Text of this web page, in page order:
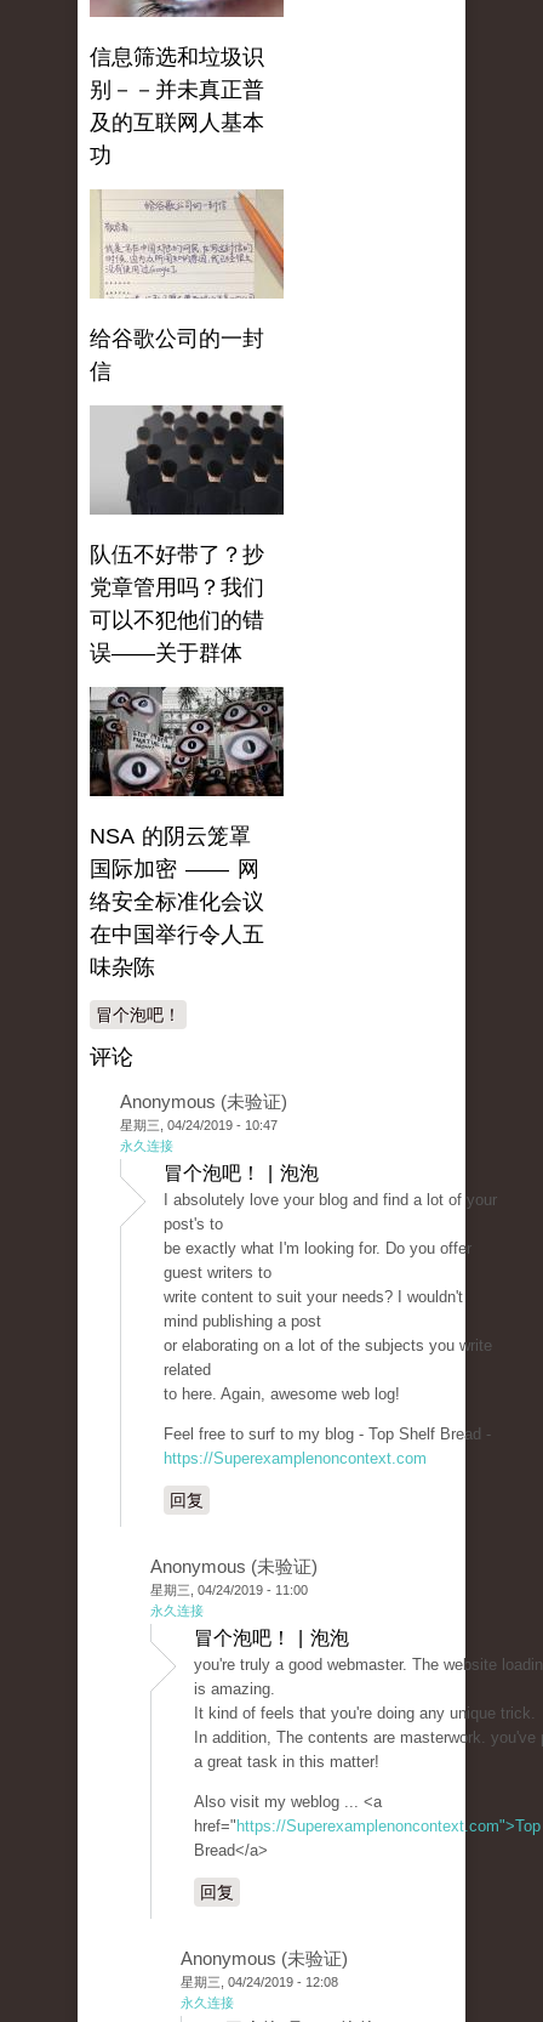
信息筛选和垃圾识
别－－并未真正普
及的互联网人基本
功
给谷歌公司的一封
信
队伍不好带了？抄
党章管用吗？我们
可以不犯他们的错
误——关于群体
NSA 的阴云笼罩
国际加密 —— 网
络安全标准化会议
在中国举行令人五
味杂陈
冒个泡吧！
评论
Anonymous (未验证)
星期三, 04/24/2019 - 10:47
永久连接
冒个泡吧！ | 泡泡
I absolutely love your blog and find a lot of your
post's to
be exactly what I'm looking for. Do you offer
guest writers to
write content to suit your needs? I wouldn't
mind publishing a post
or elaborating on a lot of the subjects you write
related
to here. Again, awesome web log!
Feel free to surf to my blog - Top Shelf Bread -
https://Superexamplenoncontext.com
回复
Anonymous (未验证)
星期三, 04/24/2019 - 11:00
永久连接
冒个泡吧！ | 泡泡
you're truly a good webmaster. The website
is amazing.
It kind of feels that you're doing any unique trick.
In addition, The contents are masterwork. you've
a great task in this matter!
Also visit my weblog ... <a
href=" https://Superexamplenoncontext.com">Top
Bread</a>
回复
Anonymous (未验证)
星期三, 04/24/2019 - 12:08
永久连接